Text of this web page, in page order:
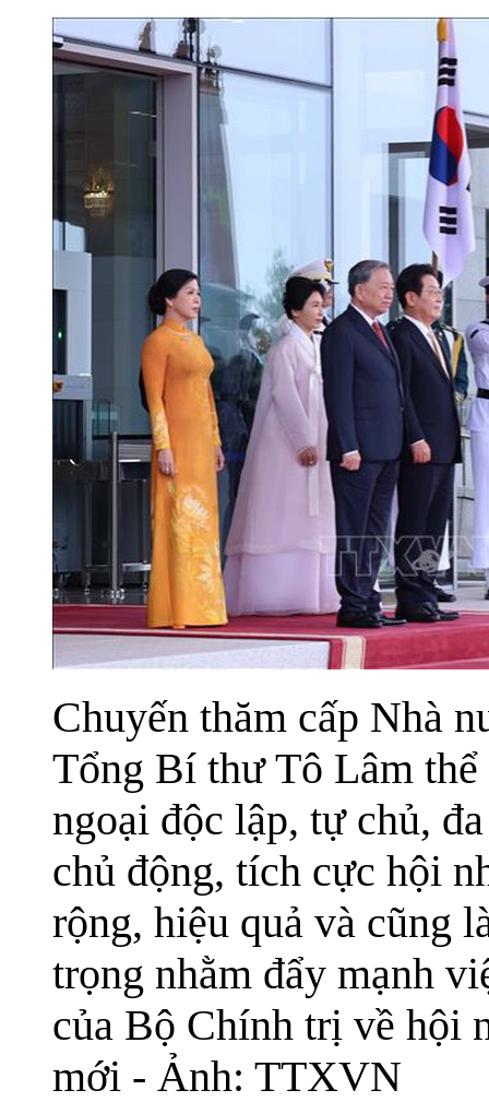
Chuyến thăm cấp Nhà
Tổng Bí thư Tô Lâm
ngoại độc lập, tự chủ,
chủ động, tích cực hội
rộng, hiệu quả và cũng
trọng nhằm đẩy mạnh
của Bộ Chính trị về hội
mới - Ảnh: TTXVN